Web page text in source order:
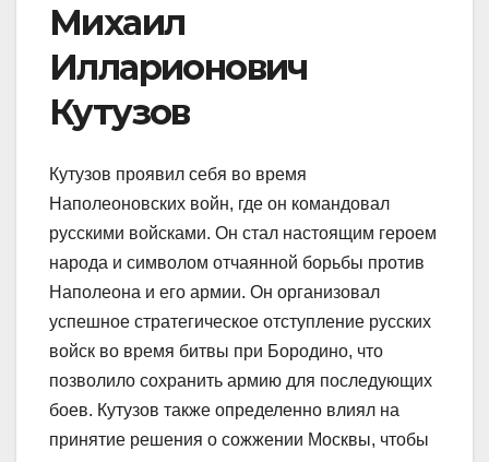
Михаил
Илларионович
Кутузов
Кутузов проявил себя во время
Наполеоновских войн, где он командовал
русскими войсками. Он стал настоящим героем
народа и символом отчаянной борьбы против
Наполеона и его армии. Он организовал
успешное стратегическое отступление русских
войск во время битвы при Бородино, что
позволило сохранить армию для последующих
боев. Кутузов также определенно влиял на
принятие решения о сожжении Москвы, чтобы